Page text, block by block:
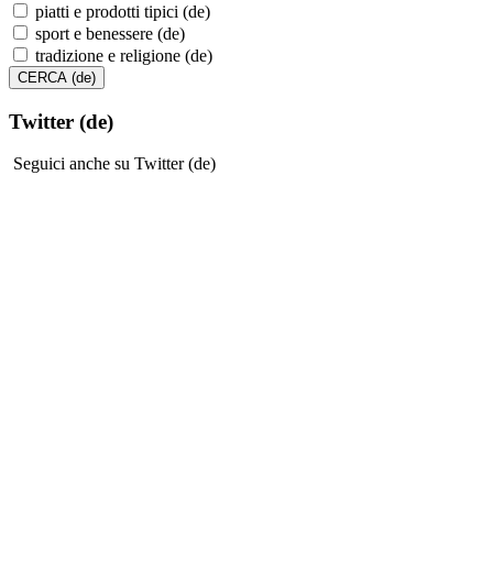
piatti e prodotti tipici (de)
sport e benessere (de)
tradizione e religione (de)
Twitter (de)
Seguici anche su Twitter (de)